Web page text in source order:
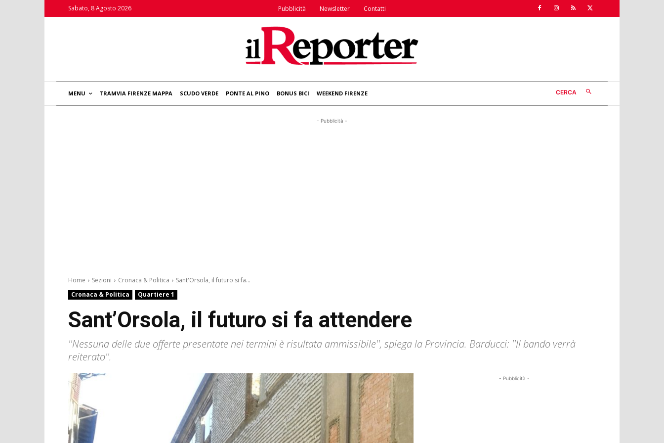
Sabato, 8 Agosto 2026 Pubblicità Newsletter Contatti
MENU TRAMVIA FIRENZE MAPPA SCUDO VERDE PONTE AL PINO BONUS BICI WEEKEND FIRENZE CERCA
- Pubblicità -
Home Sezioni Cronaca & Politica
Sant'Orsola, il futuro si fa...
Cronaca & Politica
Quartiere 1
Sant’Orsola, il futuro si fa attendere
''Nessuna delle due offerte presentate nei termini è risultata ammissibile'', spiega la Provincia. Barducci: ''Il bando verrà
reiterato''.
- Pubblicità -